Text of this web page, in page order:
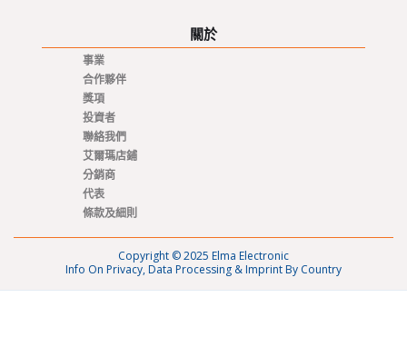
關於
事業
合作夥伴
獎項
投資者
聯絡我們
艾爾瑪店鋪
分銷商
代表
條款及細則
Copyright © 2025 Elma Electronic
Info On Privacy, Data Processing & Imprint By Country